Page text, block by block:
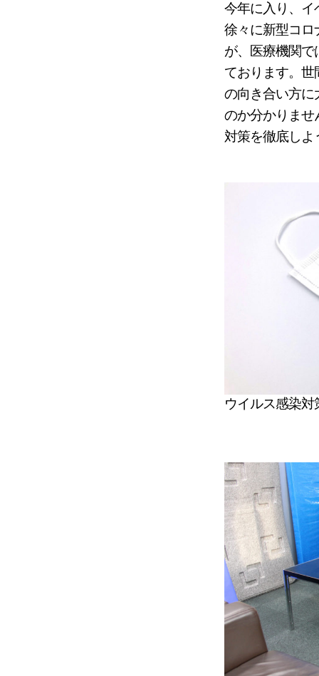
今年に入り、イ
徐々に新型コロ
が、医療機関
ております。
の向き合い方に
のか分かりませ
対策を徹底し
ウイルス感染